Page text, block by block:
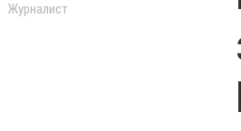
Журналист